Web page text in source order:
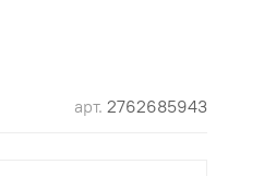
арт. 2762685943